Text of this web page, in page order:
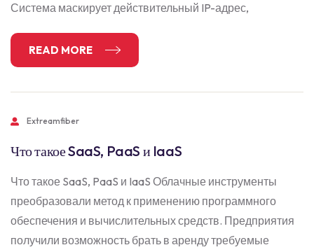
Система маскирует действительный IP-адрес,
READ MORE
Extreamfiber
Что такое SaaS, PaaS и IaaS
Что такое SaaS, PaaS и IaaS Облачные инструменты
преобразовали метод к применению программного
обеспечения и вычислительных средств. Предприятия
получили возможность брать в аренду требуемые